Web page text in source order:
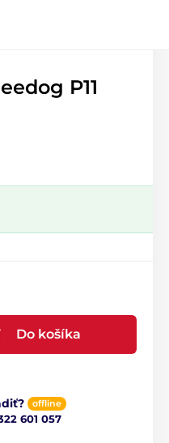
P11
Do košíka
offline
601 057